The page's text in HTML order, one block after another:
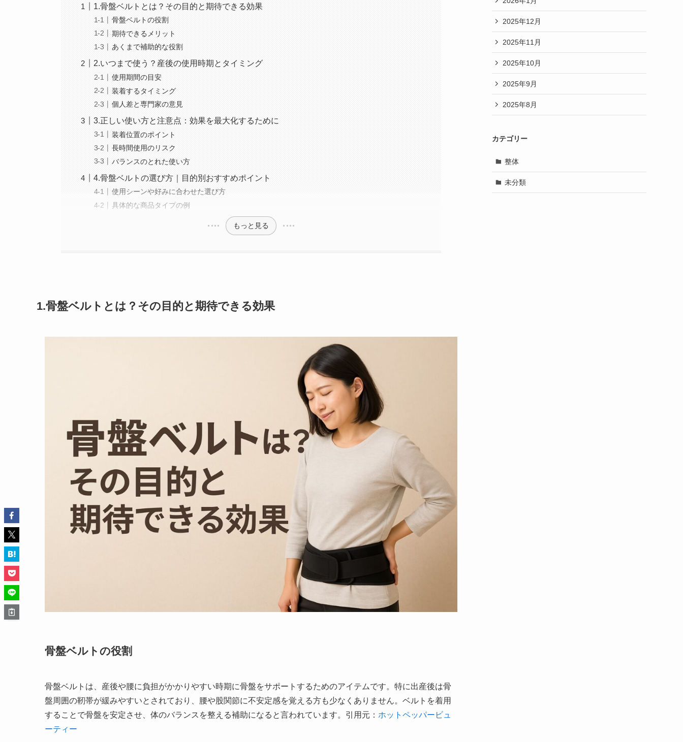
1.骨盤ベルトとは？その目的と期待できる効果
骨盤ベルトの役割
期待できるメリット
あくまで補助的な役割
2.いつまで使う？産後の使用時期とタイミング
使用期間の目安
装着するタイミング
個人差と専門家の意見
3.正しい使い方と注意点：効果を最大化するために
装着位置のポイント
長時間使用のリスク
バランスのとれた使い方
4.骨盤ベルトの選び方｜目的別おすすめポイント
使用シーンや好みに合わせた選び方
具体的な商品タイプの例
もっと見る
1.骨盤ベルトとは？その目的と期待できる効果
骨盤ベルトの役割
骨盤ベルトは、産後や腰に負担がかかりやすい時期に骨盤をサポートするためのアイテムです。特に出産後は骨
盤周囲の靭帯が緩みやすいとされており、腰や股関節に不安定感を覚える方も少なくありません。ベルトを着用
することで骨盤を安定させ、体のバランスを整える補助になると言われています。引用元： ホットペッパービュ
ーティー
2025年12月
2025年11月
2025年10月
2025年9月
2025年8月
カテゴリー
整体
未分類